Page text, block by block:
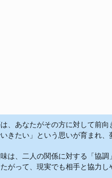
、あなたがその方に対して前
きたい」という思いが育まれ
は、二人の関係に対する「協
がって、現実でも相手と協力